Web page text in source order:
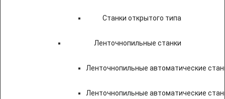
Станки открытого типа
Ленточнопильные станки
Ленточнопильные автоматические
Ленточнопильные автоматические